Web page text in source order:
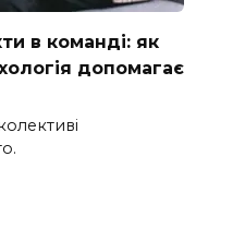
в команді: як
допомагає